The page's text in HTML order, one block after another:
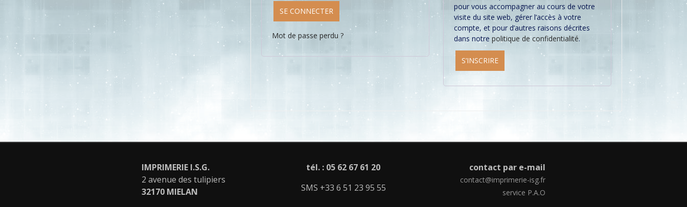
SE CONNECTER
Mot de passe perdu ?
pour vous accompagner au cours de votre
visite du site web, gérer l’accès à votre
compte, et pour d’autres raisons décrites
dans notrepolitique de confidentialité.
S’INSCRIRE
IMPRIMERIE I.S.G.
2 avenue des tulipiers
32170 MIELAN
tél. : 05 62 67 61 20
SMS +33 6 51 23 95 55
contact par e-mail
contact@imprimerie-isg.fr
service P.A.O